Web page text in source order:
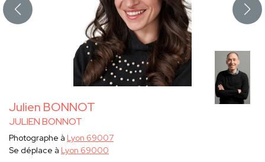
Julien BONNOT
JULIEN BONNOT
Photographe à Lyon 69007
Se déplace à Lyon 69000